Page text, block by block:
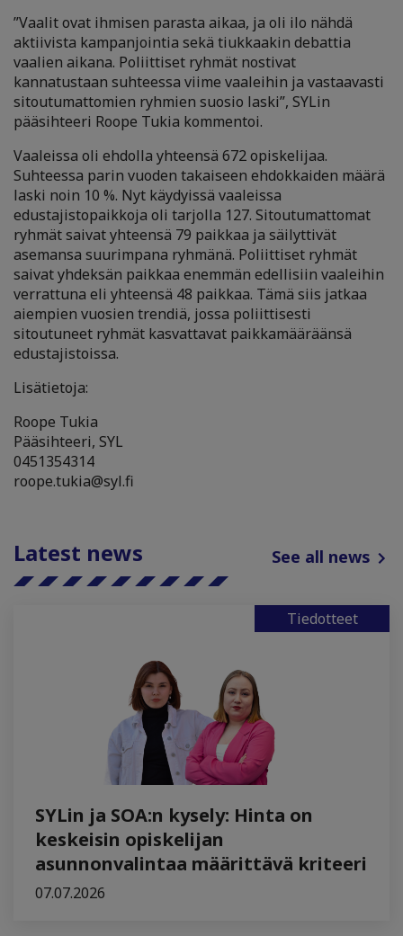
”Vaalit ovat ihmisen parasta aikaa, ja oli ilo nähdä
aktiivista kampanjointia sekä tiukkaakin debattia
vaalien aikana. Poliittiset ryhmät nostivat
kannatustaan suhteessa viime vaaleihin ja vastaavasti
sitoutumattomien ryhmien suosio laski”, SYLin
pääsihteeri Roope Tukia kommentoi.
Vaaleissa oli ehdolla yhteensä 672 opiskelijaa.
Suhteessa parin vuoden takaiseen ehdokkaiden määrä
laski noin 10 %. Nyt käydyissä vaaleissa
edustajistopaikkoja oli tarjolla 127. Sitoutumattomat
ryhmät saivat yhteensä 79 paikkaa ja säilyttivät
asemansa suurimpana ryhmänä. Poliittiset ryhmät
saivat yhdeksän paikkaa enemmän edellisiin vaaleihin
verrattuna eli yhteensä 48 paikkaa. Tämä siis jatkaa
aiempien vuosien trendiä, jossa poliittisesti
sitoutuneet ryhmät kasvattavat paikkamääräänsä
edustajistoissa.
Lisätietoja:
Roope Tukia
Pääsihteeri, SYL
0451354314
roope.tukia@syl.fi
Latest news See all news
Tiedotteet
SYLin ja SOA:n kysely: Hinta on
keskeisin opiskelijan
asunnonvalintaa määrittävä kriteeri
07.07.2026